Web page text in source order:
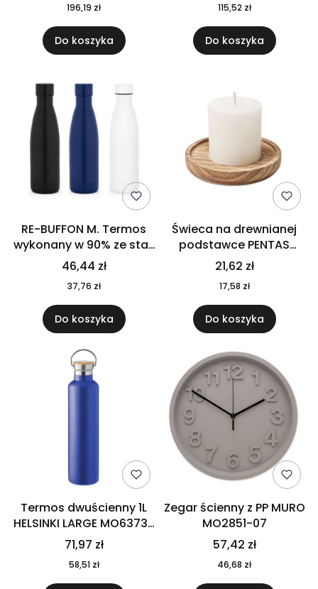
196,19 zł
Do koszyka
115,52 zł
Do koszyka
RE-BUFFON M. Termos
wykonany w 90% ze stali
nierdzewnej
pochodzącej z
recyklingu 520 ml 94294
46,44 zł
37,76 zł
Do koszyka
Świeca na drewnianej
podstawce PENTAS
MO6282-40
21,62 zł
17,58 zł
Do koszyka
Termos dwuścienny 1L
HELSINKI LARGE MO6373-
04
71,97 zł
58,51 zł
Zegar ścienny z PP MURO
MO2851-07
57,42 zł
46,68 zł